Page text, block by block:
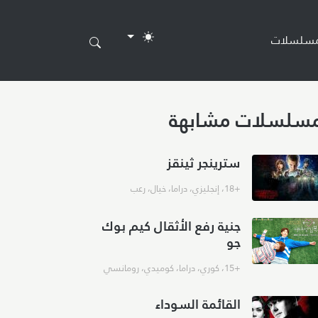
مشابهة
سترينجر ثينقز
+18 ،إنجليزي،دراما،خيال، رعب
جنية رفع الأثقال كيم بوك
جو
+15 ، كوري،دراما، كوميدي، رومانسي
القائمة السوداء